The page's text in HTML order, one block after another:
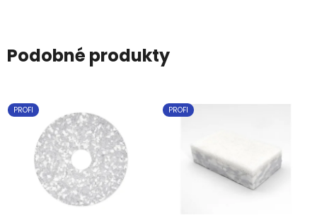
Podobné produkty
PROFI PROFI